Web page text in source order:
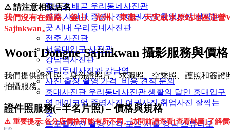
찍는곳 배곧 우리동네사진관
진주 사진관 증명사진 여권사진 취업사진 잘찍는
곳 시내 우리동네사진관
전주 사진관
서울대입구 사진관
강남역사진관
우리동네사진관 강남역
사진 출장 촬영 가격_비용 견적 문의
홍대사진관 우리동네사진관 생활의 달인 홍대입구
역 메이크업 증명사진 여권사진 취업사진 잘찍는
곳
프로필사진 촬영 가격 포즈 서울 강남 스튜디오
⚠ 請注意相似店名
我們沒有在鐘路、釜山、光州、東灘、天安或水原站地區運營
Sajinkwan。
Woori Dongne Sajinkwan 攝影服務與價格
我們提供證件照、身份證照片、求職照、空乘照、護照和簽證
拍攝服務。
證件照服務(=半名片照) – 價格與規格
⚠ 重要提示:各分店價格可能有所不同。訪問前請查看[查看地圖]了解